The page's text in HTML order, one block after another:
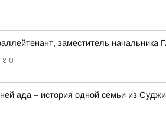
заместитель
18:01
ада – история одной семьи из